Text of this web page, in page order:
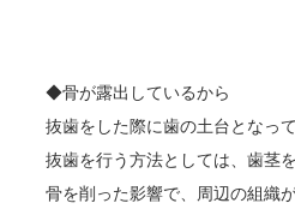
◆骨が露出しているから
抜歯をした際に歯の土台となっ
抜歯を行う方法としては、歯茎
骨を削った影響で、周辺の組織